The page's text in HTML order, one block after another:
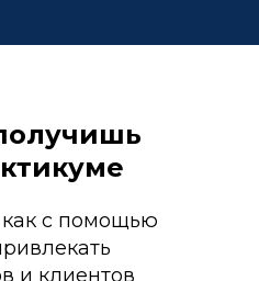
с помощью
и клиентов